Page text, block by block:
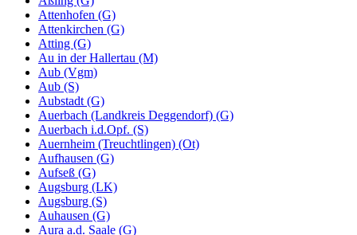
Attenhofen (G)
Attenkirchen (G)
Atting (G)
Au in der Hallertau (M)
Aub (Vgm)
Aub (S)
Aubstadt (G)
Auerbach (Landkreis Deggendorf) (G)
Auerbach i.d.Opf. (S)
Auernheim (Treuchtlingen) (Ot)
Aufhausen (G)
Aufseß (G)
Augsburg (LK)
Augsburg (S)
Auhausen (G)
Aura a.d. Saale (G)